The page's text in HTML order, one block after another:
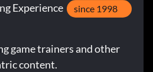
Experience since 1998
game trainers and other
content.